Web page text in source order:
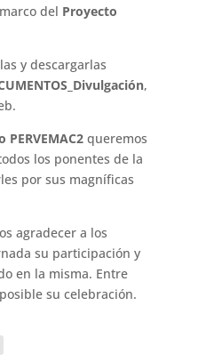
del Proyecto
y descargarlas
,
PERVEMAC2queremos
los ponentes de la
por sus magníficas
agradecer a los
su participación y
en la misma. Entre
su celebración.